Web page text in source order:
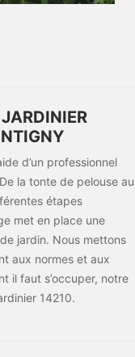
d’un professionnel
la tonte de pelouse au
étapes
met en place une
jardin. Nous mettons
aux normes et aux
il faut s’occuper, notre
14210.